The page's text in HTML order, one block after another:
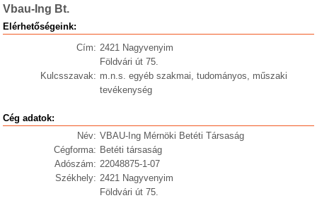
Vbau-Ing Bt.
Elérhetőségeink:
Cím: 2421 Nagyvenyim
Földvári út 75.
Kulcsszavak: m.n.s. egyéb szakmai, tudományos, műszaki
tevékenység
Cég adatok:
Név: VBAU-Ing Mérnöki Betéti Társaság
Cégforma: Betéti társaság
Adószám: 22048875-1-07
Székhely: 2421 Nagyvenyim
Földvári út 75.